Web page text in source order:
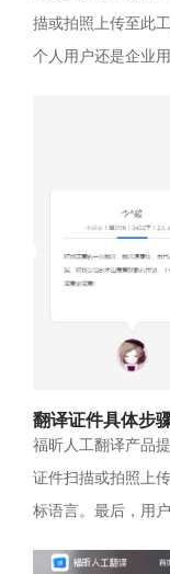
描或拍照上传至此
个人用户还是企业
翻译证件具体步
福昕人工翻译产品
证件扫描或拍照上
标语言。最后，用